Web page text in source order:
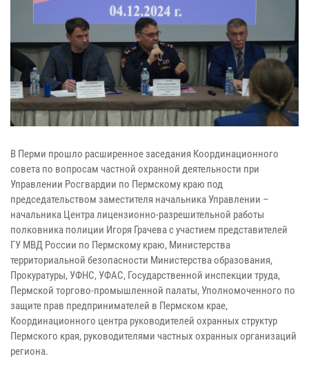
В Перми прошло расширенное заседания Координационного
совета по вопросам частной охранной деятельности при
Управлении Росгвардии по Пермскому краю под
председательством заместителя начальника Управлении –
начальника Центра лицензионно-разрешительной работы
полковника полиции Игоря Грачева с участием представителей
ГУ МВД России по Пермскому краю, Министерства
территориальной безопасности Министерства образования,
Прокуратуры, УФНС, УФАС, Государственной инспекции труда,
Пермской торгово-промышленной палаты, Уполномоченного по
защите прав предпринимателей в Пермском крае,
Координационного центра руководителей охранных структур
Пермского края, руководителями частных охранных организаций
региона.